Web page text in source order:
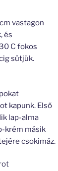
vastagon
és
C fokos
sütjük.
kapunk. Első
lap-alma
krém másik
csokimáz.